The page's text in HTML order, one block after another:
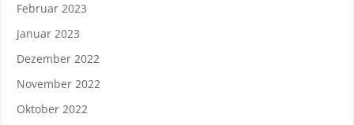
Februar 2023
Januar 2023
Dezember 2022
November 2022
Oktober 2022